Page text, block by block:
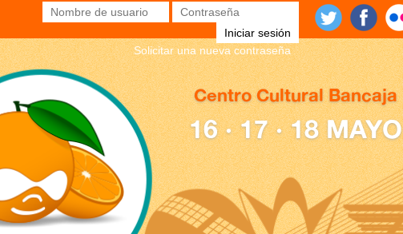
Nombre de usuario* Contraseña*
Solicitar una nueva contraseña
Centro Cultural Bancaja
16 · 17 · 18 MAYO